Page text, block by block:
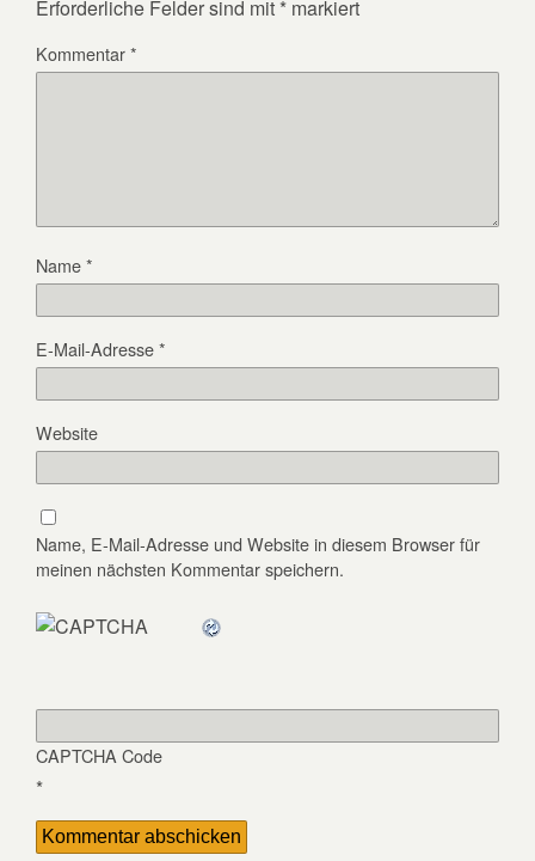
Erforderliche Felder sind mit * markiert
Kommentar*
Name*
E-Mail-Adresse*
Website
Name, E-Mail-Adresse und Website in diesem Browser für
meinen nächsten Kommentar speichern.
CAPTCHA Code
*